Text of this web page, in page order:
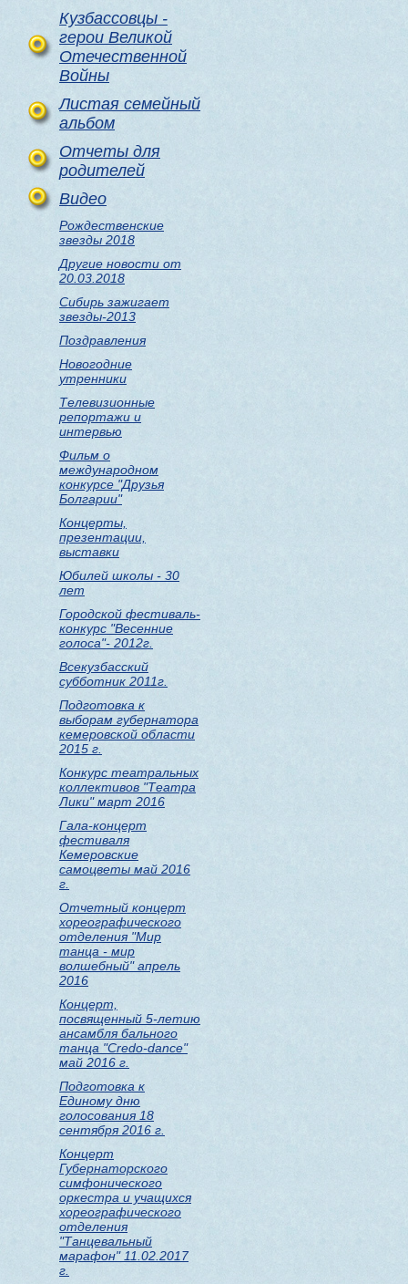
Кузбассовцы -
герои Великой
Отечественной
Войны
Листая семейный
альбом
Отчеты для
родителей
Видео
Рождественские
звезды 2018
Другие новости от
20.03.2018
Сибирь зажигает
звезды-2013
Поздравления
Новогодние
утренники
Телевизионные
репортажи и
интервью
Фильм о
международном
конкурсе "Друзья
Болгарии"
Концерты,
презентации,
выставки
Юбилей школы - 30
лет
Городской фестиваль-
конкурс "Весенние
голоса"- 2012г.
Всекузбасский
субботник 2011г.
Подготовка к
выборам губернатора
кемеровской области
2015 г.
Конкурс театральных
коллективов "Театра
Лики" март 2016
Гала-концерт
фестиваля
Кемеровские
самоцветы май 2016
г.
Отчетный концерт
хореографического
отделения "Мир
танца - мир
волшебный" апрель
2016
Концерт,
посвященный 5-летию
ансамбля бального
танца "Credo-dance"
май 2016 г.
Подготовка к
Единому дню
голосования 18
сентября 2016 г.
Концерт
Губернаторского
симфонического
оркестра и учащихся
хореографического
отделения
"Танцевальный
марафон" 11.02.2017
г.